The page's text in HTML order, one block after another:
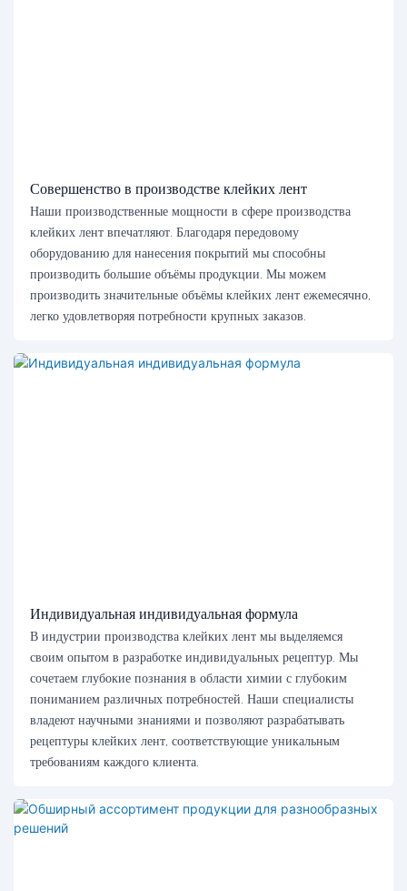
Совершенство в производстве клейких лент
Наши производственные мощности в сфере производства
клейких лент впечатляют. Благодаря передовому
оборудованию для нанесения покрытий мы способны
производить большие объёмы продукции. Мы можем
производить значительные объёмы клейких лент ежемесячно,
легко удовлетворяя потребности крупных заказов.
Индивидуальная индивидуальная формула
В индустрии производства клейких лент мы выделяемся
своим опытом в разработке индивидуальных рецептур. Мы
сочетаем глубокие познания в области химии с глубоким
пониманием различных потребностей. Наши специалисты
владеют научными знаниями и позволяют разрабатывать
рецептуры клейких лент, соответствующие уникальным
требованиям каждого клиента.